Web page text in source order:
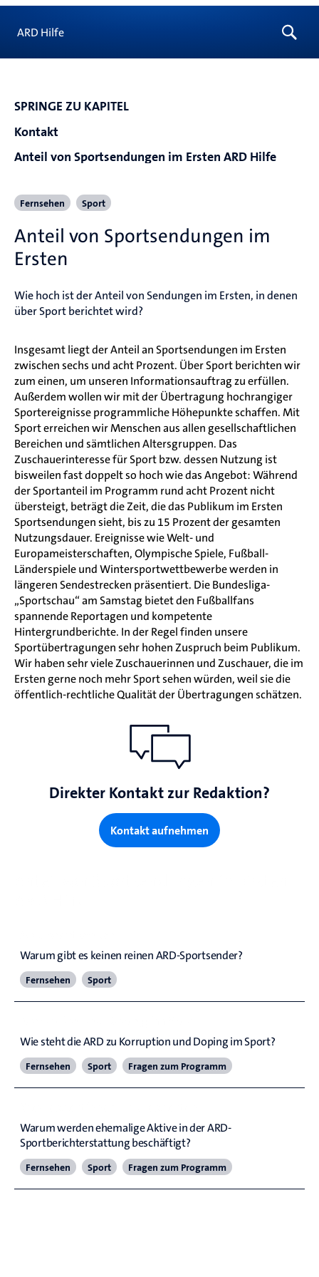
ARD Hilfe
SPRINGE ZU KAPITEL
Kontakt
Anteil von Sportsendungen im Ersten ARD Hilfe
Fernsehen Sport
Anteil von Sportsendungen im
Ersten
Wie hoch ist der Anteil von Sendungen im Ersten, in denen
über Sport berichtet wird?
Insgesamt liegt der Anteil an Sportsendungen im Ersten
zwischen sechs und acht Prozent. Über Sport berichten wir
zum einen, um unseren Informationsauftrag zu erfüllen.
Außerdem wollen wir mit der Übertragung hochrangiger
Sportereignisse programmliche Höhepunkte schaffen. Mit
Sport erreichen wir Menschen aus allen gesellschaftlichen
Bereichen und sämtlichen Altersgruppen. Das
Zuschauerinteresse für Sport bzw. dessen Nutzung ist
bisweilen fast doppelt so hoch wie das Angebot: Während
der Sportanteil im Programm rund acht Prozent nicht
übersteigt, beträgt die Zeit, die das Publikum im Ersten
Sportsendungen sieht, bis zu 15 Prozent der gesamten
Nutzungsdauer. Ereignisse wie Welt- und
Europameisterschaften, Olympische Spiele, Fußball-
Länderspiele und Wintersportwettbewerbe werden in
längeren Sendestrecken präsentiert. Die Bundesliga-
„Sportschau“ am Samstag bietet den Fußballfans
spannende Reportagen und kompetente
Hintergrundberichte. In der Regel finden unsere
Sportübertragungen sehr hohen Zuspruch beim Publikum.
Wir haben sehr viele Zuschauerinnen und Zuschauer, die im
Ersten gerne noch mehr Sport sehen würden, weil sie die
öffentlich-rechtliche Qualität der Übertragungen schätzen.
Direkter Kontakt zur Redaktion?
Kontakt aufnehmen
Warum gibt es keinen reinen ARD-Sportsender?
Fernsehen Sport
Fernsehen Sport Fragen zum Programm
Warum werden ehemalige Aktive in der ARD-
Sportberichterstattung beschäftigt?
Fernsehen Sport Fragen zum Programm